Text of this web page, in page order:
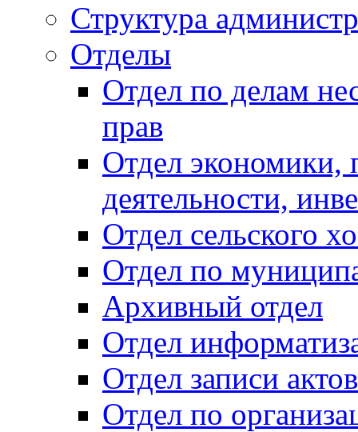
Структура
Отделы
Отдел по делам
прав
Отдел экономики,
деятельности,
Отдел сельского
Отдел по
Архивный отдел
Отдел
Отдел записи
Отдел по